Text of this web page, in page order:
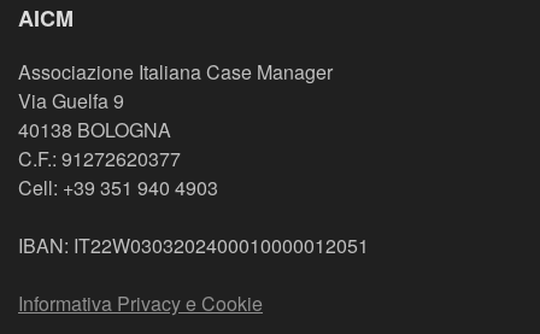
AICM
Associazione Italiana Case Manager
Via Guelfa 9
40138 BOLOGNA
C.F.: 91272620377
Cell: +39 351 940 4903
IBAN: IT22W0303202400010000012051
Informativa Privacy e Cookie